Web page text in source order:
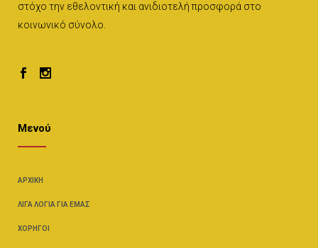
στόχο την εθελοντική και ανιδιοτελή προσφορά στο
κοινωνικό σύνολο.
Μενού
ΑΡΧΙΚΉ
ΛΊΓΑ ΛΌΓΙΑ ΓΙΑ ΕΜΆΣ
ΧΟΡΗΓΟΊ